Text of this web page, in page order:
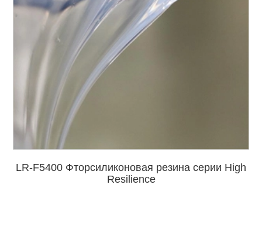
LR-F5400 Фторсиликоновая резина серии High
Resilience